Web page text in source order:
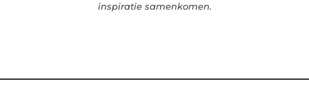
inspiratie samenkomen.